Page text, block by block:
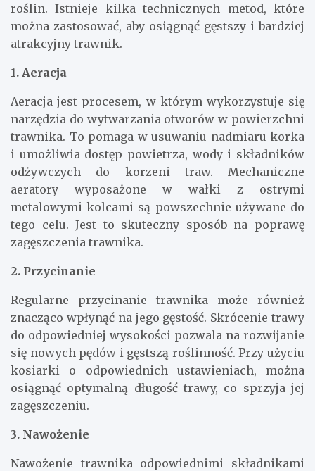
roślin. Istnieje kilka technicznych metod, które
można zastosować, aby osiągnąć gęstszy i bardziej
atrakcyjny trawnik.
1. Aeracja
Aeracja jest procesem, w którym wykorzystuje się
narzędzia do wytwarzania otworów w powierzchni
trawnika. To pomaga w usuwaniu nadmiaru korka
i umożliwia dostęp powietrza, wody i składników
odżywczych do korzeni traw. Mechaniczne
aeratory wyposażone w wałki z ostrymi
metalowymi kolcami są powszechnie używane do
tego celu. Jest to skuteczny sposób na poprawę
zagęszczenia trawnika.
2. Przycinanie
Regularne przycinanie trawnika może również
znacząco wpłynąć na jego gęstość. Skrócenie trawy
do odpowiedniej wysokości pozwala na rozwijanie
się nowych pędów i gęstszą roślinność. Przy użyciu
kosiarki o odpowiednich ustawieniach, można
osiągnąć optymalną długość trawy, co sprzyja jej
zagęszczeniu.
3. Nawożenie
Nawożenie trawnika odpowiednimi składnikami